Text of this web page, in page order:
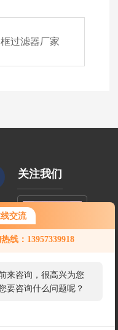
交流
线：13957339918
来咨询，很高兴为您
要咨询什么问题呢？
过滤器厂家
关注我们